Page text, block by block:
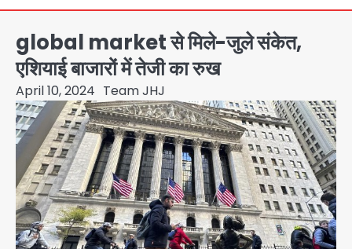
global market से मिले-जुले संकेत,
एशियाई बाजारों में तेजी का रुख
April 10, 2024 Team JHJ